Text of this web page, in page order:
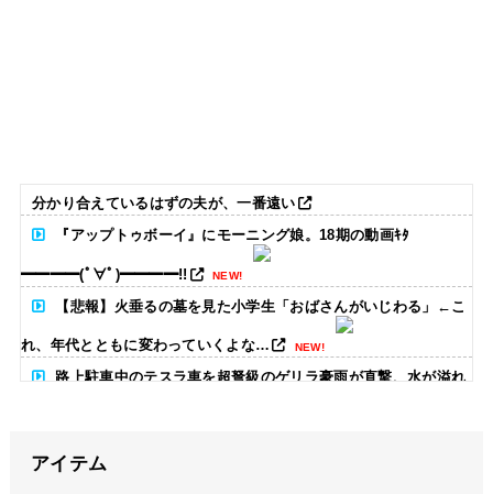
分かり合えているはずの夫が、一番遠い
『アップトゥボーイ』にモーニング娘。18期の動画ｷﾀ
━━━━(ﾟ∀ﾟ)━━━━!! NEW!
【悲報】火垂るの墓を見た小学生「おばさんがいじわる」←こ
れ、年代とともに変わっていくよな… NEW!
路上駐車中のテスラ車を超弩級のゲリラ豪雨が直撃、水が溢れ
アイテム